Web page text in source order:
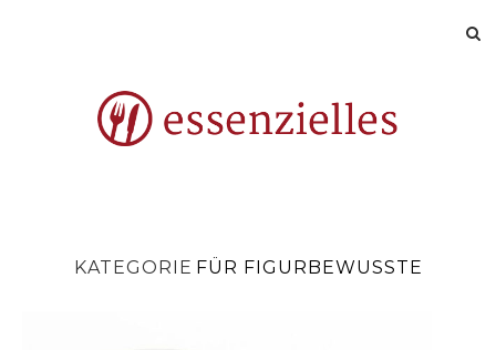
KATEGORIE FÜR FIGURBEWUSSTE